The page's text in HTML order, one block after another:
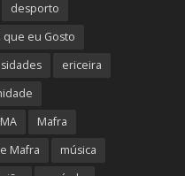
desporto
que eu Gosto
ericeira
Mafra
Mafra
música